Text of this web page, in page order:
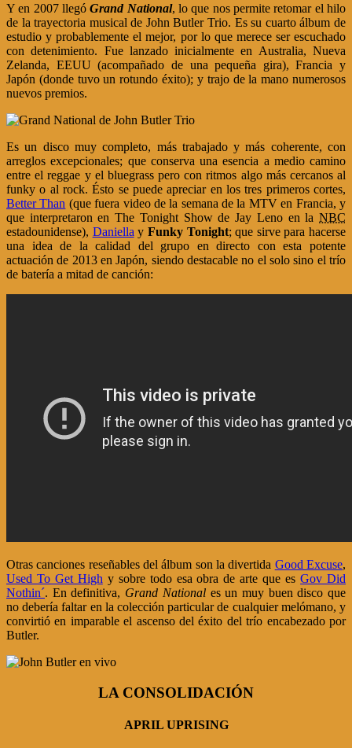
Y en 2007 llegóGrand National, lo que nos permite retomar el hilo
de la trayectoria musical de John Butler Trio. Es su cuarto álbum de
estudio y probablemente el mejor, por lo que merece ser escuchado
con detenimiento. Fue lanzado inicialmente en Australia, Nueva
Zelanda, EEUU (acompañado de una pequeña gira), Francia y
Japón (donde tuvo un rotundo éxito); y trajo de la mano numerosos
nuevos premios.
Es un disco muy completo, más trabajado y más coherente, con
arreglos excepcionales; que conserva una esencia a medio camino
entre el reggae y el bluegrass pero con ritmos algo más cercanos al
funky o al rock. Ésto se puede apreciar en los tres primeros cortes,
Better Than (que fuera video de la semana de la MTV en Francia, y
que interpretaron en The Tonight Show de Jay Leno en la NBC
estadounidense), Daniella y Funky Tonight; que sirve para hacerse
una idea de la calidad del grupo en directo con esta potente
actuación de 2013 en Japón, siendo destacable no el solo sino el trío
de batería a mitad de canción:
Otras canciones reseñables del álbum son la divertida Good Excuse,
Used To Get High y sobre todo esa obra de arte que esGov Did
Nothin´. En definitiva, Grand Nationales un muy buen disco que
no debería faltar en la colección particular de cualquier melómano, y
convirtió en imparable el ascenso del éxito del trío encabezado por
Butler.
LA CONSOLIDACIÓN
APRIL UPRISING